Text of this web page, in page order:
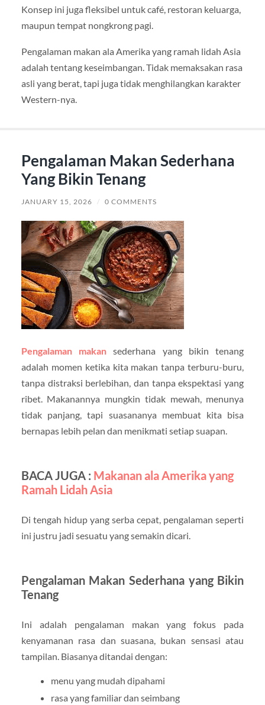
Konsep ini juga fleksibel untuk café, restoran keluarga,
maupun tempat nongkrong pagi.
Pengalaman makan ala Amerika yang ramah lidah Asia
adalah tentang keseimbangan. Tidak memaksakan rasa
asli yang berat, tapi juga tidak menghilangkan karakter
Western-nya.
Pengalaman Makan Sederhana
Yang Bikin Tenang
JANUARY 15, 2026 / 0 COMMENTS
Pengalaman makan sederhana yang bikin tenang
adalah momen ketika kita makan tanpa terburu-buru,
tanpa distraksi berlebihan, dan tanpa ekspektasi yang
ribet. Makanannya mungkin tidak mewah, menunya
tidak panjang, tapi suasananya membuat kita bisa
bernapas lebih pelan dan menikmati setiap suapan.
BACA JUGA : Makanan ala Amerika yang
Ramah Lidah Asia
Di tengah hidup yang serba cepat, pengalaman seperti
ini justru jadi sesuatu yang semakin dicari.
Pengalaman Makan Sederhana yang Bikin
Tenang
Ini adalah pengalaman makan yang fokus pada
kenyamanan rasa dan suasana, bukan sensasi atau
tampilan. Biasanya ditandai dengan:
menu yang mudah dipahami
rasa yang familiar dan seimbang